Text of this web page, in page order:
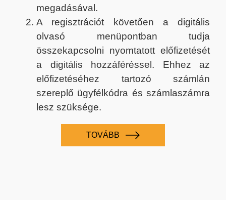
megadásával.
A regisztrációt követően a digitális
olvasó menüpontban tudja
összekapcsolni nyomtatott előfizetését
a digitális hozzáféréssel. Ehhez az
előfizetéséhez tartozó számlán
szereplő ügyfélkódra és számlaszámra
lesz szüksége.
TOVÁBB